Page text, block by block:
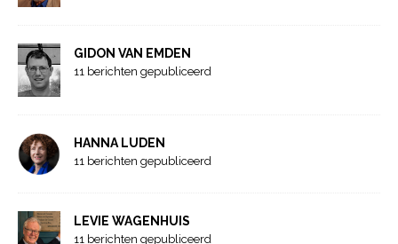
GIDON VAN EMDEN
11 berichten gepubliceerd
HANNA LUDEN
11 berichten gepubliceerd
LEVIE WAGENHUIS
11 berichten gepubliceerd